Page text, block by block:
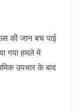
की जान बच पाई
गया हमले में
उपचार के बाद